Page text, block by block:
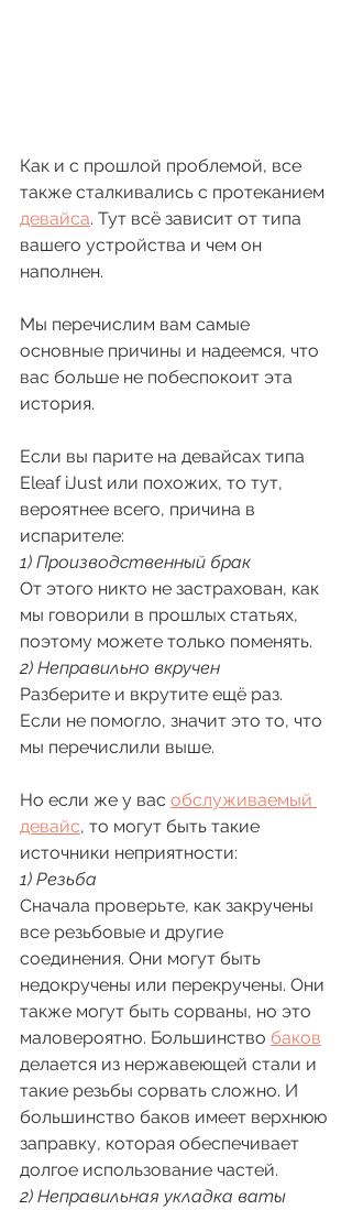
Как и с прошлой проблемой, все
также сталкивались с протеканием
девайса. Тут всё зависит от типа
вашего устройства и чем он
наполнен.
Мы перечислим вам самые
основные причины и надеемся, что
вас больше не побеспокоит эта
история.
Если вы парите на девайсах типа
Eleaf iJust или похожих, то тут,
вероятнее всего, причина в
испарителе:
1) Производственный брак
От этого никто не застрахован, как
мы говорили в прошлых статьях,
поэтому можете только поменять.
2) Неправильно вкручен
Разберите и вкрутите ещё раз.
Если не помогло, значит это то, что
мы перечислили выше.
Но если же у вас обслуживаемый
девайс, то могут быть такие
источники неприятности:
1) Резьба
Сначала проверьте, как закручены
все резьбовые и другие
соединения. Они могут быть
недокручены или перекручены. Они
также могут быть сорваны, но это
маловероятно. Большинство баков
делается из нержавеющей стали и
такие резьбы сорвать сложно. И
большинство баков имеет верхнюю
заправку, которая обеспечивает
долгое использование частей.
2) Неправильная укладка ваты